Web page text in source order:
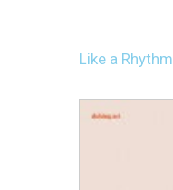
Like a Rhythm